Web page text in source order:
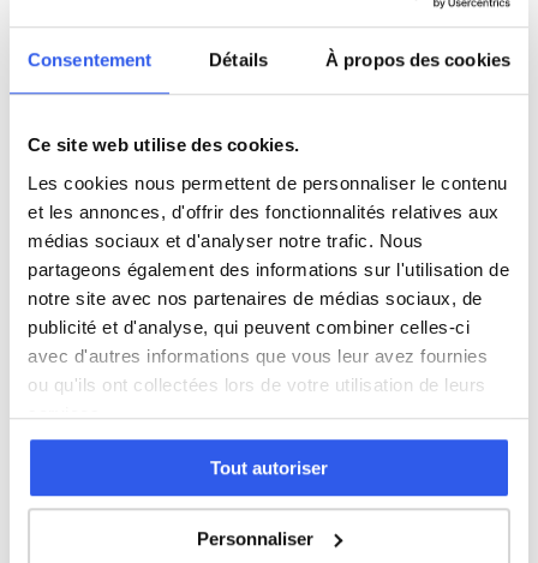
Consentement Détails À propos des cookies
Ce site web utilise des cookies.
Les cookies nous permettent de personnaliser le contenu
et les annonces, d'offrir des fonctionnalités relatives aux
médias sociaux et d'analyser notre trafic. Nous
partageons également des informations sur l'utilisation de
notre site avec nos partenaires de médias sociaux, de
publicité et d'analyse, qui peuvent combiner celles-ci
avec d'autres informations que vous leur avez fournies
ou qu'ils ont collectées lors de votre utilisation de leurs
services.
Tout autoriser
Personnaliser
Histoire
Économie
Espagnol
Allemand
Cours par niveau
Première Terminale